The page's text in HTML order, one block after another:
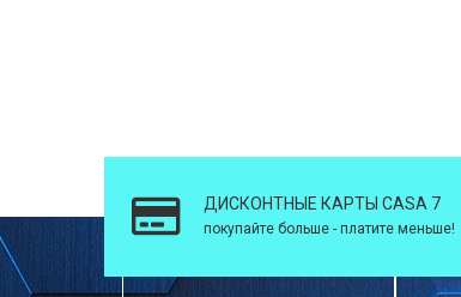
ДИСКОНТНЫЕ КАРТЫ CASA 7
покупайте больше - платите меньше!